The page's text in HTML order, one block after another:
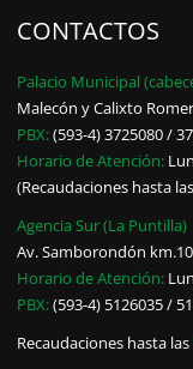
CONTACTOS
Palacio Municipal
Malecón y Calixto
PBX:(593-4) 3725080 /
Horario de Atención:
(Recaudaciones hasta
Agencia Sur (La Puntilla)
Av. Samborondón km.10
Horario de Atención:
PBX:(593-4) 5126035 /
Recaudaciones hasta las